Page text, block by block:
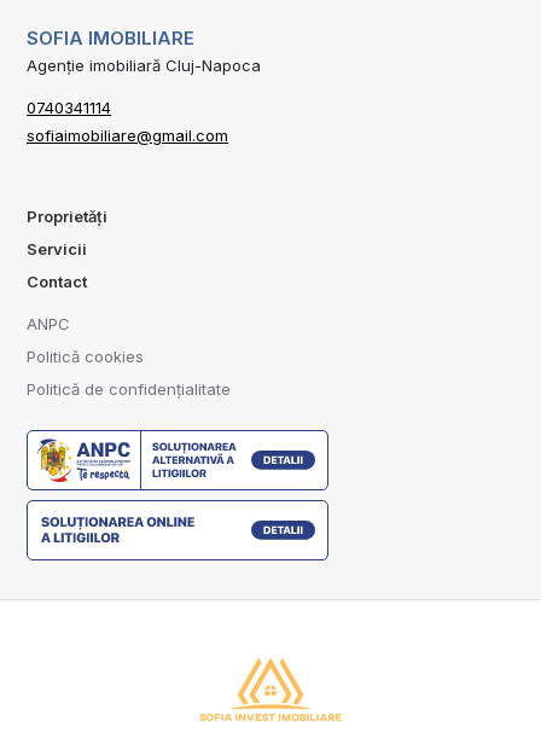
SOFIA IMOBILIARE
Agenție imobiliară Cluj-Napoca
0740341114
sofiaimobiliare@gmail.com
Proprietăți
Servicii
Contact
ANPC
Politică cookies
Politică de confidențialitate